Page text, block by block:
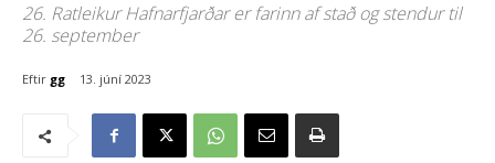
26. Ratleikur Hafnarfjarðar er farinn af stað og stendur til
26. september
Eftir gg 13. júní 2023